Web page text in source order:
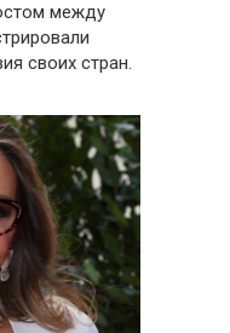
между
своих стран.